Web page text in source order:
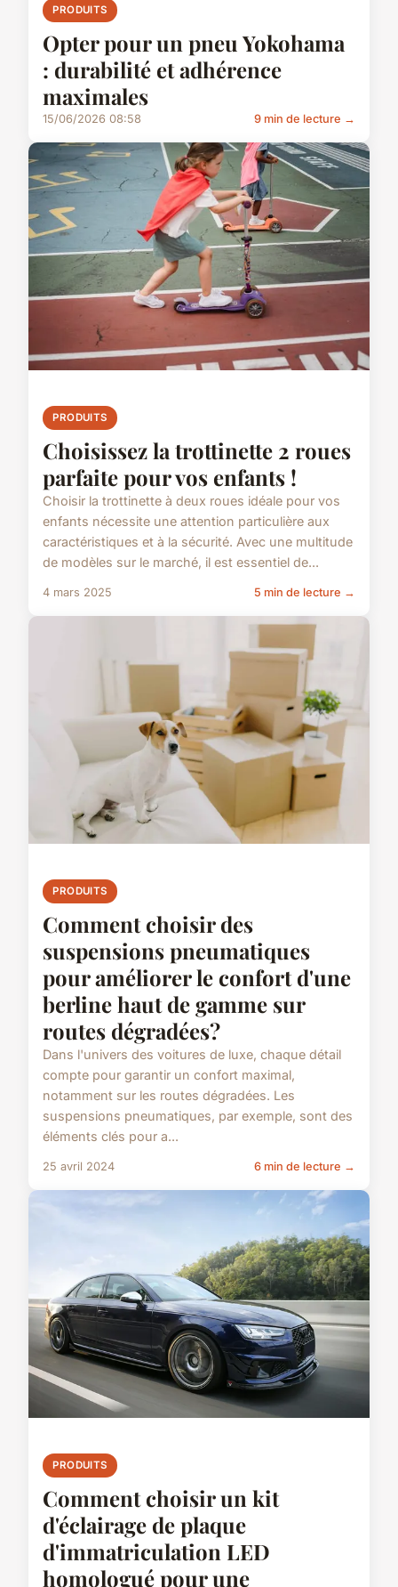
PRODUITS
Opter pour un pneu Yokohama
: durabilité et adhérence
maximales
15/06/2026 08:58 9 min de lecture →
PRODUITS
Choisissez la trottinette 2 roues
parfaite pour vos enfants !
Choisir la trottinette à deux roues idéale pour vos
enfants nécessite une attention particulière aux
caractéristiques et à la sécurité. Avec une multitude
de modèles sur le marché, il est essentiel de...
4 mars 2025 5 min de lecture →
PRODUITS
Comment choisir des
suspensions pneumatiques
pour améliorer le confort d'une
berline haut de gamme sur
routes dégradées?
Dans l'univers des voitures de luxe, chaque détail
compte pour garantir un confort maximal,
notamment sur les routes dégradées. Les
suspensions pneumatiques, par exemple, sont des
éléments clés pour a...
25 avril 2024 6 min de lecture →
PRODUITS
Comment choisir un kit
d'éclairage de plaque
d'immatriculation LED
homologué pour une